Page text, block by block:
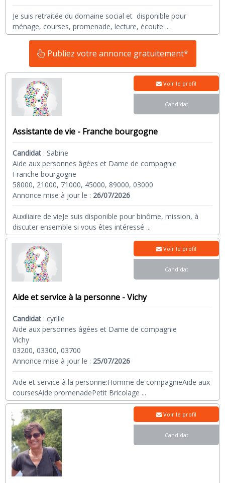
Je suis retraitée du domaine social et disponible pour
ménage, courses, promenade, lecture, écoute ...
Publiez votre annonce gratuitement*
Assistante de vie - Franche bourgogne
Candidat : Sabine
Aide aux personnes âgées et Dame de compagnie
Franche bourgogne
58000, 21000, 71000, 45000, 89000, 03000
Annonce mise à jour le : 26/07/2026
Auxiliaire de vieJe suis disponible pour binôme, mission, à
discuter ensemble si vous êtes intéressé ...
Voir le profil
Candidat
Aide et service à la personne - Vichy
Candidat : cyrille
Aide aux personnes âgées et Dame de compagnie
Vichy
03200, 03300, 03700
Annonce mise à jour le : 25/07/2026
Aide et service à la personne:Homme de compagnieAide aux
coursesAide promenadePetit Bricolage ...
Voir le profil
Candidat
Voir le profil
Candidat